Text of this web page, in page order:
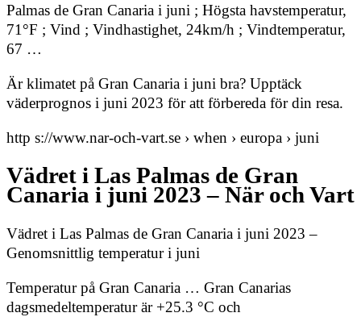
Palmas de Gran Canaria i juni ; Högsta havstemperatur,
71°F ; Vind ; Vindhastighet, 24km/h ; Vindtemperatur,
67 …
Är klimatet på Gran Canaria i juni bra? Upptäck
väderprognos i juni 2023 för att förbereda för din resa.
http s://www.nar-och-vart.se › when › europa › juni
Vädret i Las Palmas de Gran
Canaria i juni 2023 – När och Vart
Vädret i Las Palmas de Gran Canaria i juni 2023 –
Genomsnittlig temperatur i juni
Temperatur på Gran Canaria … Gran Canarias
dagsmedeltemperatur är +25.3 °C och